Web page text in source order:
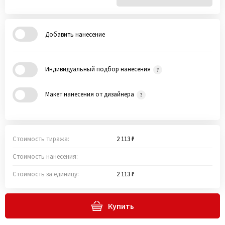
Добавить нанесение
Индивидуальный подбор нанесения
Макет нанесения от дизайнера
Стоимость тиража: 2 113 ₽
Стоимость нанесения:
Стоимость за единицу: 2 113 ₽
Купить